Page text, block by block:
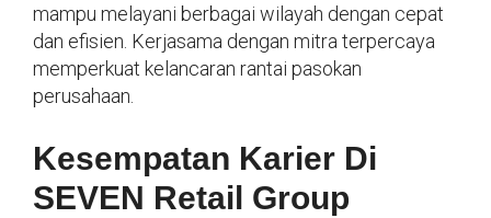
mampu melayani berbagai wilayah dengan cepat
dan efisien. Kerjasama dengan mitra terpercaya
memperkuat kelancaran rantai pasokan
perusahaan.
Kesempatan Karier Di
SEVEN Retail Group